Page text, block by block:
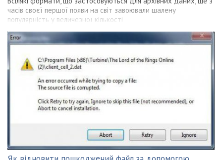
часів своєї першої появи на світ завоювали шалену
популярність у величезної кількості